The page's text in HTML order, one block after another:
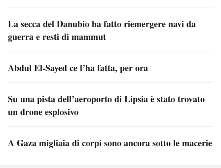
La secca del Danubio ha fatto riemergere navi da
guerra e resti di mammut
Abdul El-Sayed ce l’ha fatta, per ora
Su una pista dell’aeroporto di Lipsia è stato trovato
un drone esplosivo
A Gaza migliaia di corpi sono ancora sotto le macerie